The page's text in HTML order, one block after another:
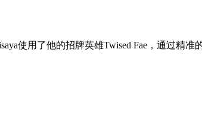
使用了他的招牌英雄Twised Fae，通过精